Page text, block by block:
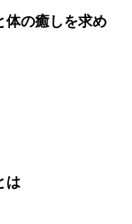
体の癒しを求め
は